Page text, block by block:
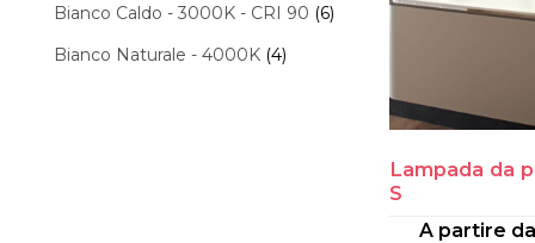
Lampada da
S
A partire da
Bianco Caldo - 3000K - CRI 90 (6)
Bianco Naturale - 4000K (4)